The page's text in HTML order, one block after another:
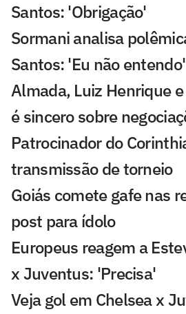
Santos: 'Obrigação'
Sormani analisa
Santos: 'Eu não entendo'
Almada, Luiz Henrique
é sincero sobre
Patrocinador do
transmissão de torneio
Goiás comete gafe nas
post para ídolo
Europeus reagem a
x Juventus: 'Precisa'
Veja gol em Chelsea x